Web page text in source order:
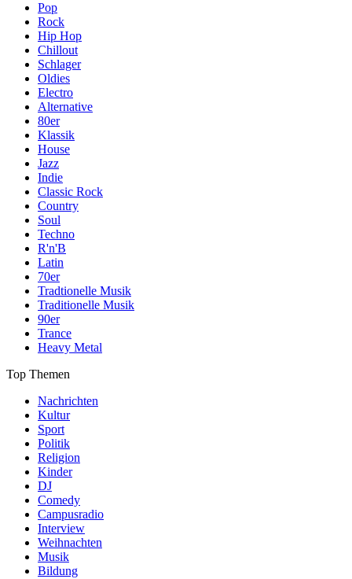
Pop
Rock
Hip Hop
Chillout
Schlager
Oldies
Electro
Alternative
80er
Klassik
House
Jazz
Indie
Classic Rock
Country
Soul
Techno
R'n'B
Latin
70er
Tradtionelle Musik
Traditionelle Musik
90er
Trance
Heavy Metal
Top Themen
Nachrichten
Kultur
Sport
Politik
Religion
Kinder
DJ
Comedy
Campusradio
Interview
Weihnachten
Musik
Bildung